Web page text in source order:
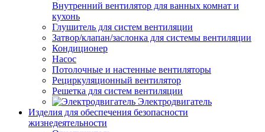
Внутренний вентилятор для ванных комнат и
кухонь
Глушитель для систем вентиляции
Затвор/клапан/заслонка для системы вентиляции
Кондиционер
Насос
Потолочные и настенные вентиляторы
Рециркуляционный вентилятор
Решетка для систем вентиляции
Электродвигатель
Изделия для обеспечения безопасности
жизнедеятельности